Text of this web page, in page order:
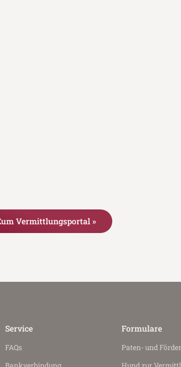
Vermittlungsportal »
Service
FAQs
Formulare
Paten- und